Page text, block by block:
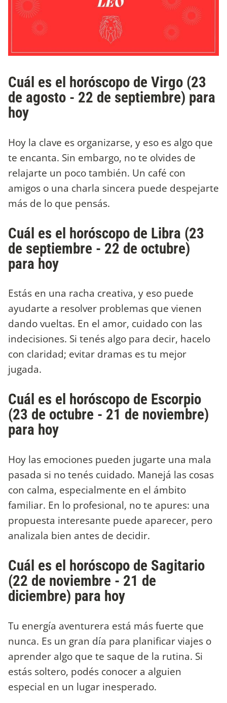
Cuál es el horóscopo de Virgo (23
de agosto - 22 de septiembre) para
hoy
Hoy la clave es organizarse, y eso es algo que
te encanta. Sin embargo, no te olvides de
relajarte un poco también. Un café con
amigos o una charla sincera puede despejarte
más de lo que pensás.
Cuál es el horóscopo de Libra (23
de septiembre - 22 de octubre)
para hoy
Estás en una racha creativa, y eso puede
ayudarte a resolver problemas que vienen
dando vueltas. En el amor, cuidado con las
indecisiones. Si tenés algo para decir, hacelo
con claridad; evitar dramas es tu mejor
jugada.
Cuál es el horóscopo de Escorpio
(23 de octubre - 21 de noviembre)
para hoy
Hoy las emociones pueden jugarte una mala
pasada si no tenés cuidado. Manejá las cosas
con calma, especialmente en el ámbito
familiar. En lo profesional, no te apures: una
propuesta interesante puede aparecer, pero
analizala bien antes de decidir.
Cuál es el horóscopo de Sagitario
(22 de noviembre - 21 de
diciembre) para hoy
Tu energía aventurera está más fuerte que
nunca. Es un gran día para planificar viajes o
aprender algo que te saque de la rutina. Si
estás soltero, podés conocer a alguien
especial en un lugar inesperado.